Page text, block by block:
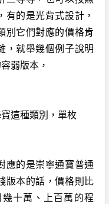
有的是光背式設計，
別它們對應的價格肯
，就舉幾個例子說明
弱版本 ，
寶這種類別， 單枚
應的是崇寧通寶普通
版本的話，價格則比
十萬 、
上百萬的程